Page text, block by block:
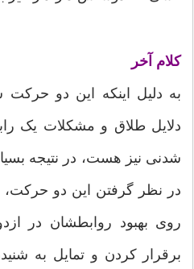
کلام آخر
به دلیل اینکه این دو
دلایل طلاق و مشکلات یک
شدنی نیز هست، در نتیجه
در نظر گرفتن این دو حرکت،
روی بهبود روابطشان در
برقرار کردن و تمایل به